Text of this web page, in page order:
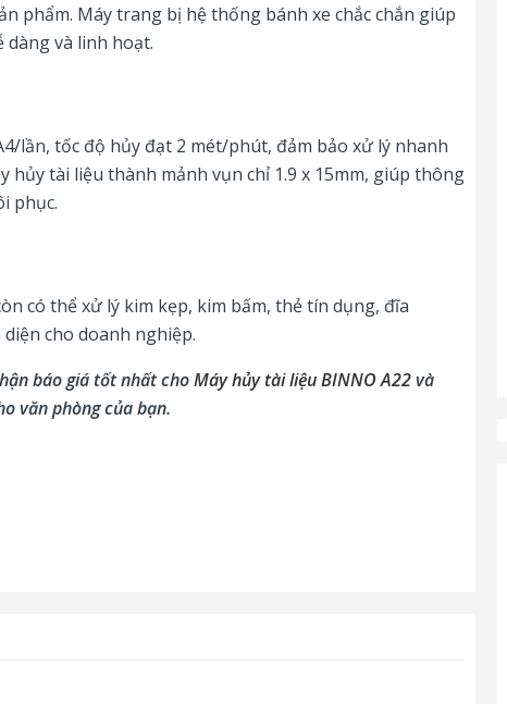
phẩm. Máy trang bị hệ thống bánh xe chắc chắn giúp
và linh hoạt.
lần, tốc độ hủy đạt 2 mét/phút, đảm bảo xử lý nhanh
hủy tài liệu thành mảnh vụn chỉ 1.9 x 15mm, giúp thông
phục.
có thể xử lý kim kẹp, kim bấm, thẻ tín dụng, đĩa
cho doanh nghiệp.
báo giá tốt nhất choMáy hủy tài liệu BINNO A22và
văn phòng của bạn.